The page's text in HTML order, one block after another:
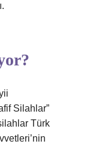
Silahlar”
Türk